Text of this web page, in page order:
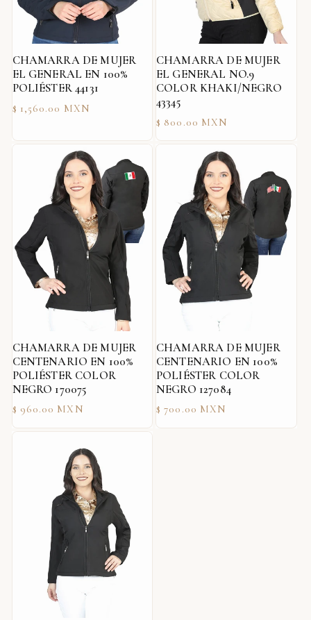
CHAMARRA DE MUJER
EL GENERAL EN 100%
POLIÉSTER 44131
Precio
$ 1,560.00 MXN
CHAMARRA DE MUJER
EL GENERAL NO.9
COLOR KHAKI/NEGRO
43345
Precio
habitual
$ 800.00 MXN
CHAMARRA DE MUJER
CENTENARIO EN 100%
POLIÉSTER COLOR
NEGRO 170075
Precio
habitual
$ 960.00 MXN
CHAMARRA DE MUJER
CENTENARIO EN 100%
POLIÉSTER COLOR
NEGRO 127084
Precio
habitual
$ 700.00 MXN